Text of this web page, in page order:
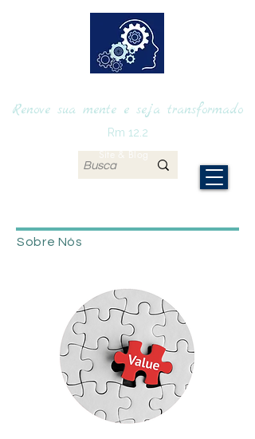
Renove sua mente e seja transformado
Site & Blog
Rm 12.2
Sobre Nós